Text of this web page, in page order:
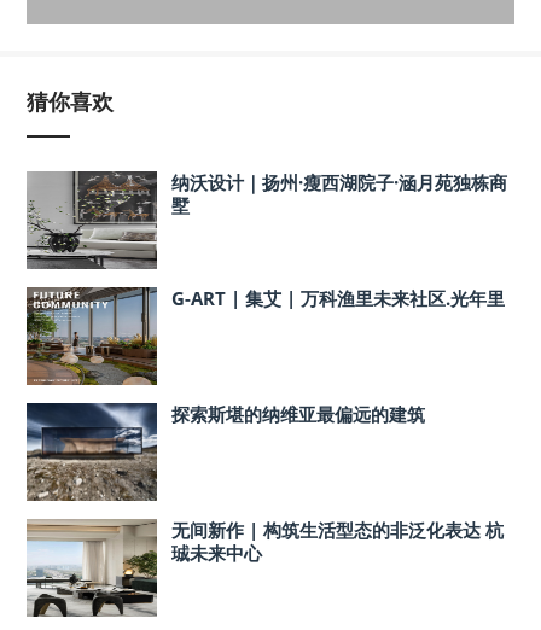
猜你喜欢
纳沃设计｜扬州·瘦西湖院子·涵月苑独栋商
墅
G-ART | 集艾 | 万科渔里未来社区.光年里
探索斯堪的纳维亚最偏远的建筑
无间新作 | 构筑生活型态的非泛化表达 杭
珹未来中心